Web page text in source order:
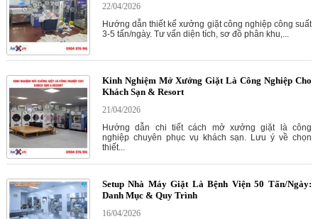
22/04/2026
Hướng dẫn thiết kế xưởng giặt công nghiệp công suất
3-5 tấn/ngày. Tư vấn diện tích, sơ đồ phân khu,...
Kinh Nghiệm Mở Xưởng Giặt Là Công Nghiệp Cho
Khách Sạn & Resort
21/04/2026
Hướng dẫn chi tiết cách mở xưởng giặt là công
nghiệp chuyên phục vụ khách sạn. Lưu ý về chọn
thiết...
Setup Nhà Máy Giặt Là Bệnh Viện 50 Tấn/Ngày:
Danh Mục & Quy Trình
16/04/2026